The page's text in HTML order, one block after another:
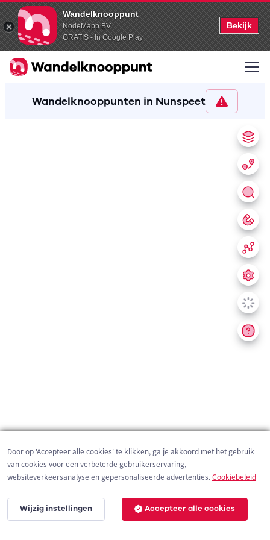
Wandelknooppunt
NodeMapp BV
GRATIS - In Google Play
Bekijk
Wandelknooppunten in Nunspeet
2 km
Door op 'Accepteer alle cookies' te klikken, ga je akkoord met het gebruik
van cookies voor een verbeterde gebruikerservaring,
websiteverkeersanalyse en gepersonaliseerde advertenties.Cookiebeleid
Wijzig instellingen Accepteer alle cookies